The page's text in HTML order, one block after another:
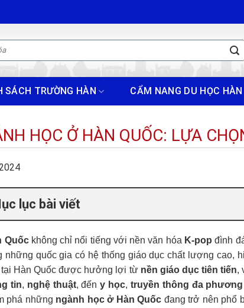
SÁCH TRƯỜNG HÀN CẨM NANG DU HỌC HÀN
HỌC Ở HÀN QUỐC: LỰA
lục bài viết
Quốckhông chỉ nổi tiếng với nền văn hóa K-pop đình
những quốc gia có hệ thống giáo dục chất lượng cao,
tại Hàn Quốc được hưởng lợi từ nền giáo dục tiên tiến,
tin, nghệ thuật, đếny học, truyền thông đa phương
phá những ngành học ở Hàn Quốc đang trở nên phổ